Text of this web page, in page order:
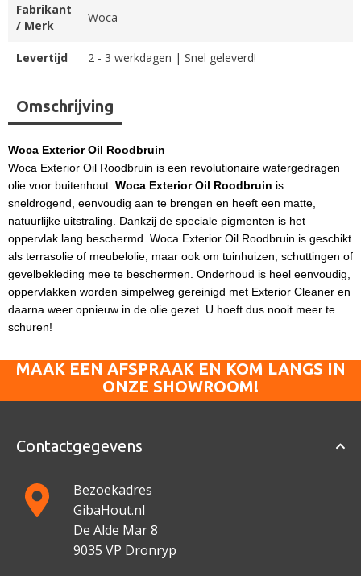
Omschrijving
Woca Exterior Oil Roodbruin
Woca Exterior Oil Roodbruin is een revolutionaire watergedragen
olie voor buitenhout. Woca Exterior Oil Roodbruin is
sneldrogend, eenvoudig aan te brengen en heeft een matte,
natuurlijke uitstraling. Dankzij de speciale pigmenten is het
oppervlak lang beschermd. Woca Exterior Oil Roodbruin is geschikt
als terrasolie of meubelolie, maar ook om tuinhuizen, schuttingen of
gevelbekleding mee te beschermen. Onderhoud is heel eenvoudig,
oppervlakken worden simpelweg gereinigd met Exterior Cleaner en
daarna weer opnieuw in de olie gezet. U hoeft dus nooit meer te
schuren!
Fabrikant
/ Merk
Woca
Levertijd 2 - 3 werkdagen | Snel geleverd!
MAAK EEN AFSPRAAK EN KOM LANGS IN
ONZE SHOWROOM!
Contactgegevens
Bezoekadres
GibaHout.nl
De Alde Mar 8
9035 VP Dronryp